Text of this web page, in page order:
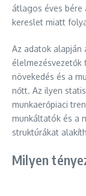
átlagos éves bére
kereslet miatt
Az adatok alapján
élelmezésvezetők
növekedés és a
nőtt. Az ilyen
munkaerőpiaci
munkáltatók és a
struktúrákat
Milyen